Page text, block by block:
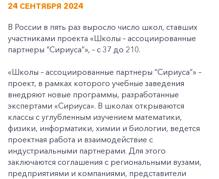
24 СЕНТЯБРЯ 2024
В России в пять раз выросло число школ, ставших
участниками проекта «Школы – ассоциированные
партнеры “Сириуса”», – с 37 до 210.
«Школы – ассоциированные партнеры “Сириуса”» –
проект, в рамках которого учебные заведения
внедряют новые программы, разработанные
экспертами «Сириуса». В школах открываются
классы с углубленным изучением математики,
физики, информатики, химии и биологии, ведется
проектная работа и взаимодействие с
индустриальными партнерами. Для этого
заключаются соглашения с региональными вузами,
предприятиями и компаниями, представители